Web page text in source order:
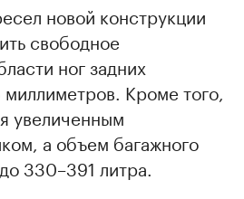
новой конструкции
свободное
ног задних
Кроме того,
увеличенным
а объем багажного
330–391 литра.